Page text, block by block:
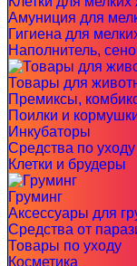
Амуниция для
Гигиена для
Наполнитель,
Товары для
Премиксы,
Поилки и
Инкубаторы
Средства по
Клетки и брудеры
Груминг
Аксессуары для
Средства от
Товары по уходу
Косметика